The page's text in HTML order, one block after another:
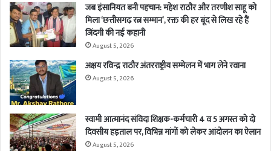
जब इंसानियत बनी पहचान: महेश राठौर और तरणीश साहू को
मिला ‘छत्तीसगढ़ रत्न सम्मान’, रक्त की हर बूंद से लिख रहे हैं
जिंदगी की नई कहानी
August 5, 2026
अक्षय रविन्द्र राठौर अंतरराष्ट्रीय सम्मेलन में भाग लेने रवाना
August 5, 2026
स्वामी आत्मानंद संविदा शिक्षक-कर्मचारी 4 व 5 अगस्त को दो
दिवसीय हड़ताल पर, विभिन्न मांगों को लेकर आंदोलन का ऐलान
August 5, 2026